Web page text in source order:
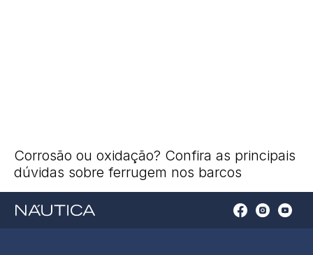
Corrosão ou oxidação? Confira as principais
dúvidas sobre ferrugem nos barcos
OpenOpenOpen